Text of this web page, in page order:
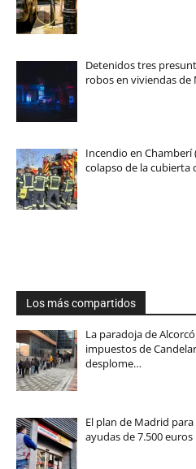
Detenidos tres
robos en viviendas de
Incendio en Chamberí
colapso de la cubierta
Los más compartidos
La paradoja de
impuestos de
desplome…
El plan de Madrid
ayudas de 7.500